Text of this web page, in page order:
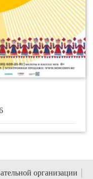
организации